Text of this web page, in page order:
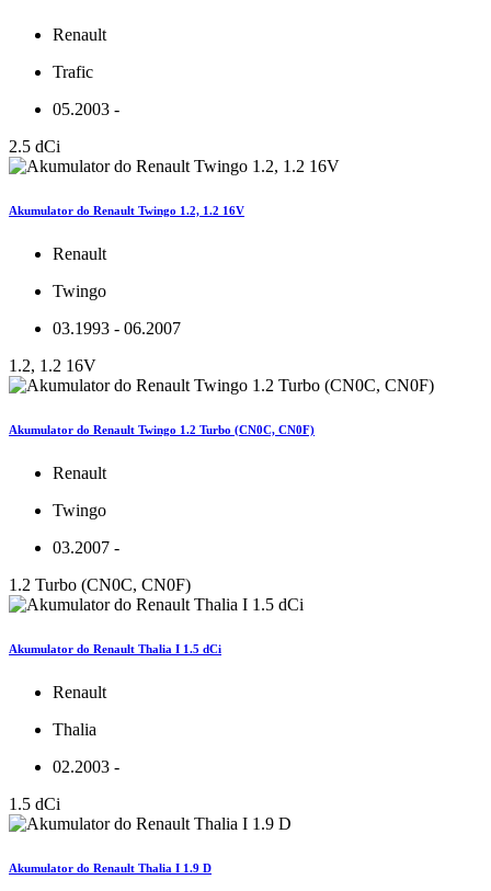
Renault
Trafic
05.2003 -
2.5 dCi
Akumulator do Renault Twingo 1.2, 1.2 16V
Renault
Twingo
03.1993 - 06.2007
1.2, 1.2 16V
Akumulator do Renault Twingo 1.2 Turbo (CN0C, CN0F)
Renault
Twingo
03.2007 -
1.2 Turbo (CN0C, CN0F)
Akumulator do Renault Thalia I 1.5 dCi
Renault
Thalia
02.2003 -
1.5 dCi
Akumulator do Renault Thalia I 1.9 D